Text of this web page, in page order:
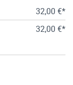
32,00 €*
32,00 €*